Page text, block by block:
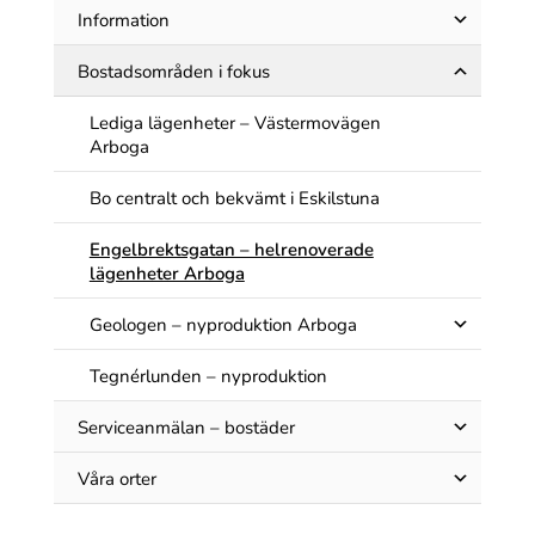
Information
Bostadsområden i fokus
Lediga lägenheter – Västermovägen
Arboga
Bo centralt och bekvämt i Eskilstuna
Engelbrektsgatan – helrenoverade
lägenheter Arboga
Geologen – nyproduktion Arboga
Tegnérlunden – nyproduktion
Serviceanmälan – bostäder
Våra orter